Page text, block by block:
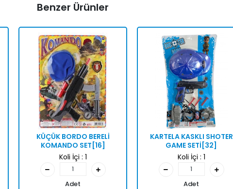
Benzer Ürünler
KÜÇÜK BORDO BERELİ
KOMANDO SET[16]
Koli İçi : 1
Adet
KARTELA KASKLI SHOTER
GAME SETİ[32]
Koli İçi : 1
Adet